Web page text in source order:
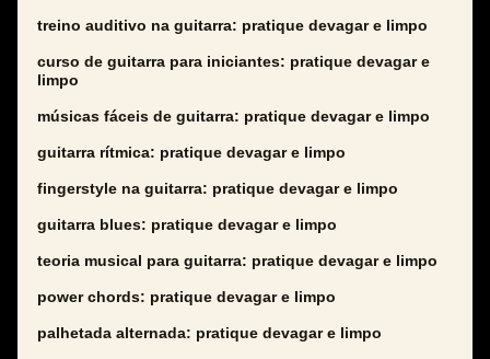
treino auditivo na guitarra: pratique devagar e limpo
curso de guitarra para iniciantes: pratique devagar e
limpo
músicas fáceis de guitarra: pratique devagar e limpo
guitarra rítmica: pratique devagar e limpo
fingerstyle na guitarra: pratique devagar e limpo
guitarra blues: pratique devagar e limpo
teoria musical para guitarra: pratique devagar e limpo
power chords: pratique devagar e limpo
palhetada alternada: pratique devagar e limpo